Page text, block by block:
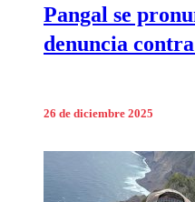
Pangal se
denuncia
26 de diciembre 2025